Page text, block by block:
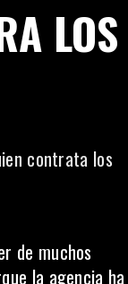
LOS
contrata los
de muchos
la agencia ha